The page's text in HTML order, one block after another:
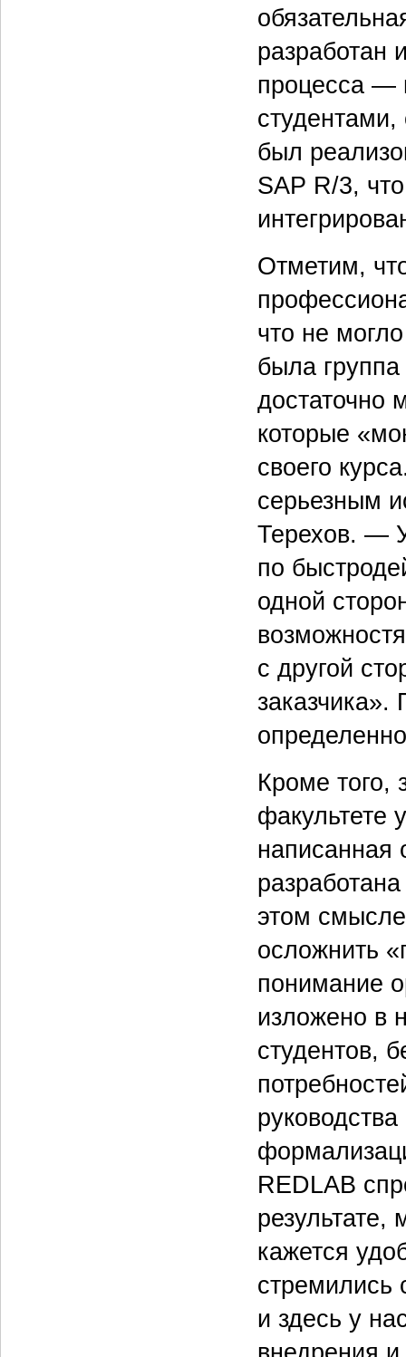
разработан
процесса —
был
SAP R/3,
Отметим,
что не
была
достаточно
которые
своего
серьезным
Терехов. —
по
одной
с другой
Кроме того,
факультете
написанная
этом
осложнить
понимание
изложено в
студентов,
REDLAB
результате,
кажется
стремились
и здесь у